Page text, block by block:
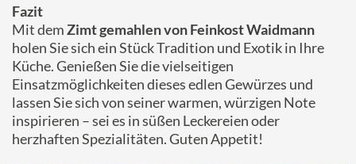
Fazit
Mit demZimt gemahlen von Feinkost Waidmann
holen Sie sich ein Stück Tradition und Exotik in Ihre
Küche. Genießen Sie die vielseitigen
Einsatzmöglichkeiten dieses edlen Gewürzes und
lassen Sie sich von seiner warmen, würzigen Note
inspirieren – sei es in süßen Leckereien oder
herzhaften Spezialitäten. Guten Appetit!